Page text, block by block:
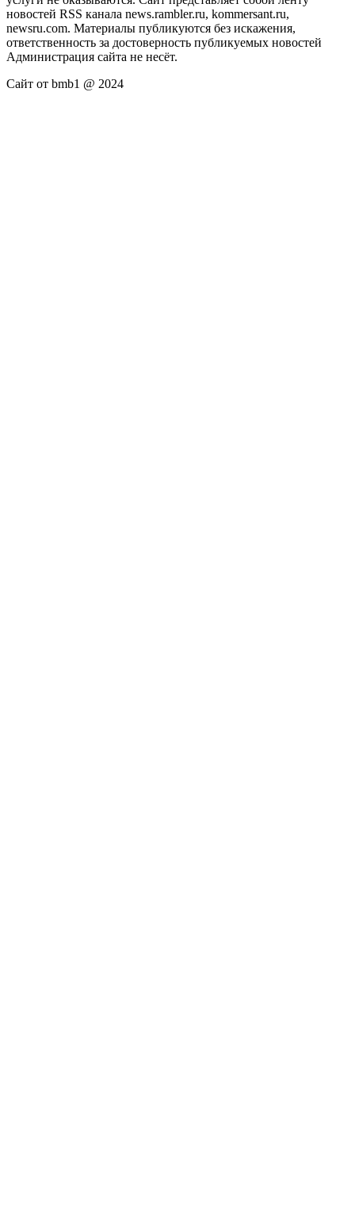
новостей RSS канала news.rambler.ru, kommersant.ru,
newsru.com. Материалы публикуются без искажения,
ответственность за достоверность публикуемых новостей
Администрация сайта не несёт.
Сайт от bmb1 @ 2024